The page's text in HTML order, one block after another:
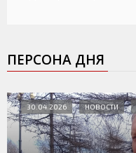
ПЕРСОНА ДНЯ
30.04.2026 НОВОСТИ